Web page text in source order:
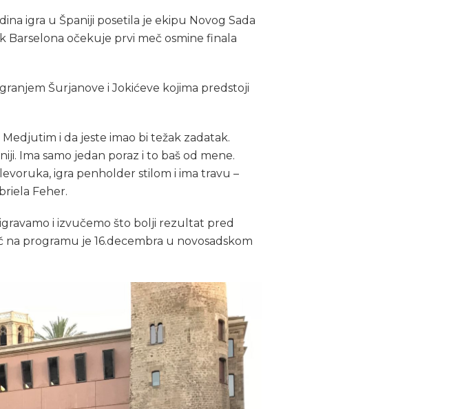
igra u Španiji posetila je ekipu Novog Sada
Barselona očekuje prvi meč osmine finala
Šurjanove i Jokićeve kojima predstoji
i da jeste imao bi težak zadatak.
Ima samo jedan poraz i to baš od mene.
igra penholder stilom i ima travu –
Feher.
i izvučemo što bolji rezultat pred
programu je 16.decembra u novosadskom